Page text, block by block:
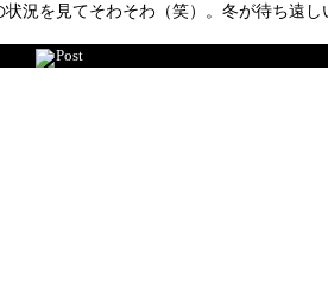
を見てそわそわ（笑）。冬が待ち遠
Post